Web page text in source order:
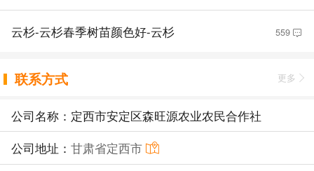
云杉-云杉春季树苗颜色好-云杉 559
联系方式 更多
公司名称：定西市安定区森旺源农业农民合作社
公司地址： 甘肃省定西市